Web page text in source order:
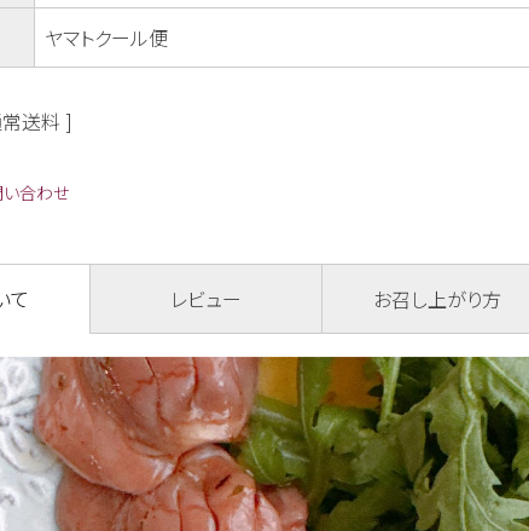
ヤマトクール便
送料
合わせ
て レビュー お召し上がり方